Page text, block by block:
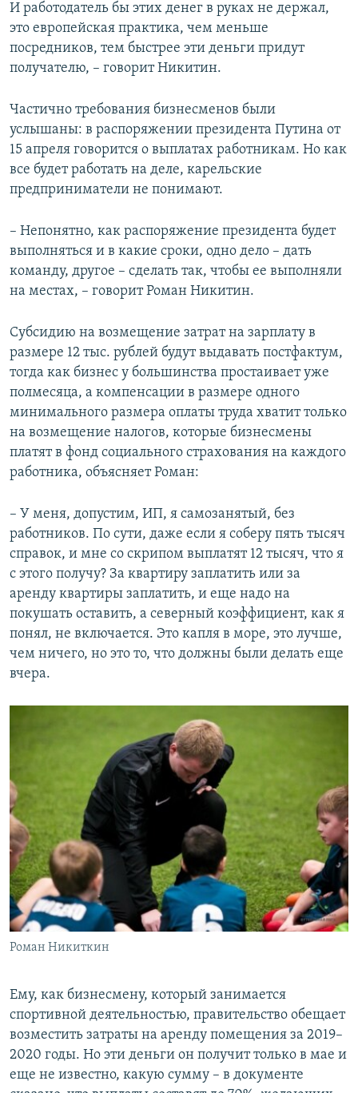
И работодатель бы этих денег в руках не держал,
это европейская практика, чем меньше
посредников, тем быстрее эти деньги придут
получателю, – говорит Никитин.
Частично требования бизнесменов были
услышаны: в распоряжении президента Путина от
15 апреля говорится о выплатах работникам. Но как
все будет работать на деле, карельские
предприниматели не понимают.
– Непонятно, как распоряжение президента будет
выполняться и в какие сроки, одно дело – дать
команду, другое – сделать так, чтобы ее выполняли
на местах, – говорит Роман Никитин.
Субсидию на возмещение затрат на зарплату в
размере 12 тыс. рублей будут выдавать постфактум,
тогда как бизнес у большинства простаивает уже
полмесяца, а компенсации в размере одного
минимального размера оплаты труда хватит только
на возмещение налогов, которые бизнесмены
платят в фонд социального страхования на каждого
работника, объясняет Роман:
– У меня, допустим, ИП, я самозанятый, без
работников. По сути, даже если я соберу пять тысяч
справок, и мне со скрипом выплатят 12 тысяч, что я
с этого получу? За квартиру заплатить или за
аренду квартиры заплатить, и еще надо на
покушать оставить, а северный коэффициент, как я
понял, не включается. Это капля в море, это лучше,
чем ничего, но это то, что должны были делать еще
вчера.
Роман Никиткин
Ему, как бизнесмену, который занимается
спортивной деятельностью, правительство обещает
возместить затраты на аренду помещения за 2019–
2020 годы. Но эти деньги он получит только в мае и
еще не известно, какую сумму – в документе